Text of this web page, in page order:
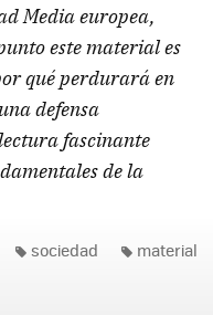
Media europea,
este material es
qué perdurará en
defensa
fascinante
de la
sociedad material